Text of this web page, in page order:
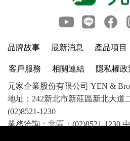
品牌故事 最新消息 產品項目
客戶服務 相關連結 隱私權政
元家企業股份有限公司 YEN &
地址：242新北市新莊區新北大道
(02)8521-1230
業務洽詢：北區：(02)8521-1230